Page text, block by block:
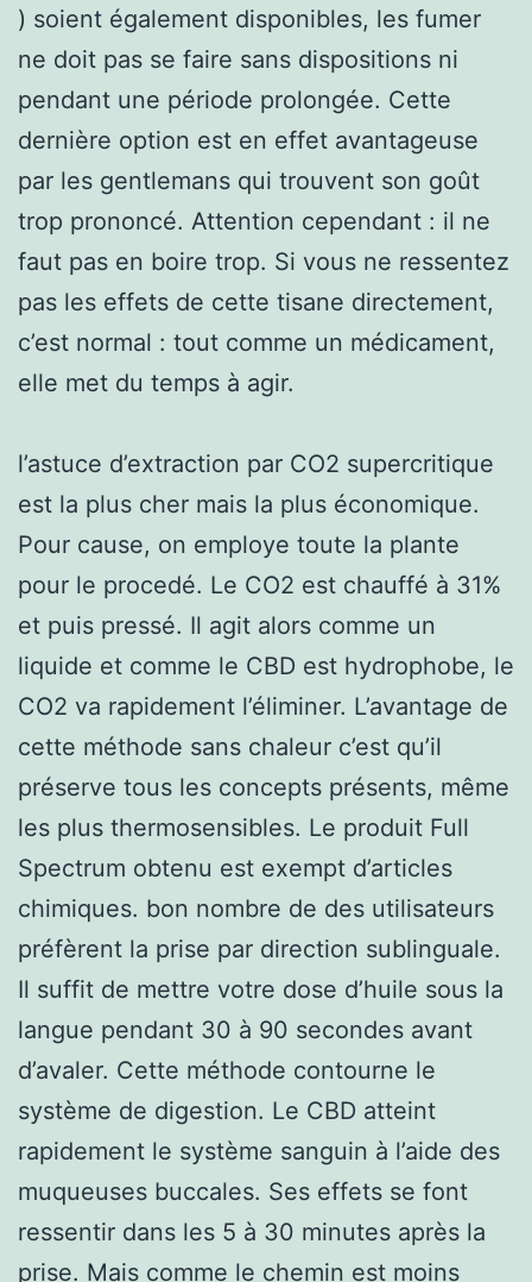
) soient également disponibles, les fumer
ne doit pas se faire sans dispositions ni
pendant une période prolongée. Cette
dernière option est en effet avantageuse
par les gentlemans qui trouvent son goût
trop prononcé. Attention cependant : il ne
faut pas en boire trop. Si vous ne ressentez
pas les effets de cette tisane directement,
c’est normal : tout comme un médicament,
elle met du temps à agir.
l’astuce d’extraction par CO2 supercritique
est la plus cher mais la plus économique.
Pour cause, on employe toute la plante
pour le procedé. Le CO2 est chauffé à 31%
et puis pressé. Il agit alors comme un
liquide et comme le CBD est hydrophobe, le
CO2 va rapidement l’éliminer. L’avantage de
cette méthode sans chaleur c’est qu’il
préserve tous les concepts présents, même
les plus thermosensibles. Le produit Full
Spectrum obtenu est exempt d’articles
chimiques. bon nombre de des utilisateurs
préfèrent la prise par direction sublinguale.
Il suffit de mettre votre dose d’huile sous la
langue pendant 30 à 90 secondes avant
d’avaler. Cette méthode contourne le
système de digestion. Le CBD atteint
rapidement le système sanguin à l’aide des
muqueuses buccales. Ses effets se font
ressentir dans les 5 à 30 minutes après la
prise. Mais comme le chemin est moins